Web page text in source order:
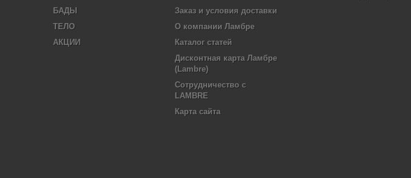
БАДЫ
ТЕЛО
АКЦИИ
Заказ и условия доставки
О компании Ламбре
Каталог статей
Дисконтная карта Ламбре
(Lambre)
Сотрудничество с
LAMBRE
Карта сайта